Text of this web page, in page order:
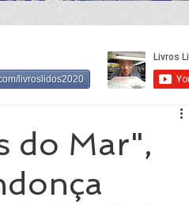
do Mar",
livroslidos2020